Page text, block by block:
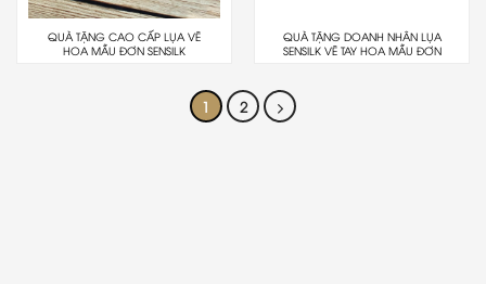
QUÀ TẶNG CAO CẤP LỤA VẼ
HOA MẪU ĐƠN SENSILK
QUÀ TẶNG DOANH NHÂN LỤA
SENSILK VẼ TAY HOA MẪU ĐƠN
1 2